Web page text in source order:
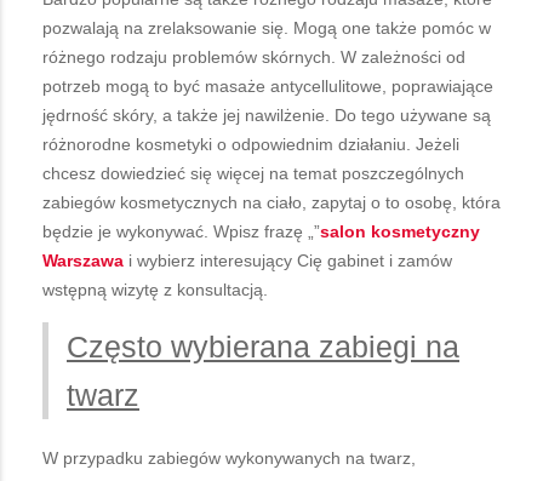
pozwalają na zrelaksowanie się. Mogą one także pomóc w
różnego rodzaju problemów skórnych. W zależności od
potrzeb mogą to być masaże antycellulitowe, poprawiające
jędrność skóry, a także jej nawilżenie. Do tego używane są
różnorodne kosmetyki o odpowiednim działaniu. Jeżeli
chcesz dowiedzieć się więcej na temat poszczególnych
zabiegów kosmetycznych na ciało, zapytaj o to osobę, która
będzie je wykonywać. Wpisz frazę „”salon kosmetyczny
Warszawa i wybierz interesujący Cię gabinet i zamów
wstępną wizytę z konsultacją.
Często wybierana zabiegi na
twarz
W przypadku zabiegów wykonywanych na twarz,